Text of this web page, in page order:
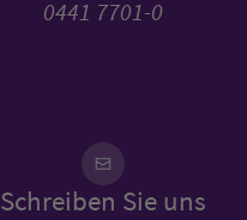
0441 7701-0
Schreiben Sie uns